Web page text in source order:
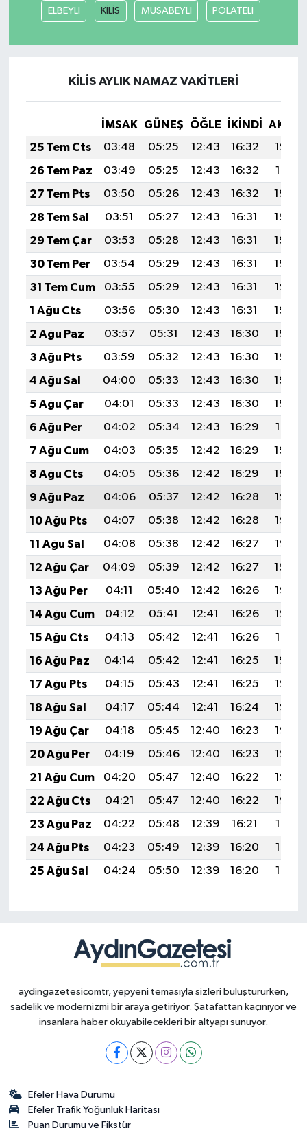
ELBEYLİ KİLİS MUSABEYLİ POLATELİ
KİLİS AYLIK NAMAZ VAKITLERI
İMSAK GÜNEŞ ÖĞLE İKINDI
25 Tem Cts
03:48 05:25 12:43 16:32
19:52
26 Tem Paz
03:49 05:25 12:43 16:32
19:51
27 Tem Pts
03:50 05:26 12:43 16:32
19:50
28 Tem Sal
03:51 05:27 12:43 16:31
19:49
29 Tem Çar
03:53 05:28 12:43 16:31
19:48
30 Tem Per
03:54 05:29 12:43 16:31
19:48
31 Tem Cum
03:55 05:29 12:43 16:31
19:47
1 Ağu Cts
03:56 05:30 12:43 16:31
19:46
2 Ağu Paz
03:57 05:31 12:43 16:30
19:45
3 Ağu Pts
03:59 05:32 12:43 16:30
19:44
4 Ağu Sal
04:00 05:33 12:43 16:30
19:43
5 Ağu Çar
04:01 05:33 12:43 16:30
19:42
6 Ağu Per
04:02 05:34 12:43 16:29
19:41
7 Ağu Cum
04:03 05:35 12:42 16:29
19:40
8 Ağu Cts
04:05 05:36 12:42 16:29
19:39
9 Ağu Paz
04:06 05:37 12:42 16:28
19:38
10 Ağu Pts
04:07 05:38 12:42 16:28
19:37
11 Ağu Sal
04:08 05:38 12:42 16:27
19:35
12 Ağu Çar
04:09 05:39 12:42 16:27
19:34
13 Ağu Per
04:11 05:40 12:42 16:26
19:33
14 Ağu Cum
04:12 05:41 12:41 16:26
19:32
15 Ağu Cts
04:13 05:42 12:41 16:26
19:31
16 Ağu Paz
04:14 05:42 12:41 16:25
19:30
17 Ağu Pts
04:15 05:43 12:41 16:25
19:28
18 Ağu Sal
04:17 05:44 12:41 16:24
19:27
19 Ağu Çar
04:18 05:45 12:40 16:23
19:26
20 Ağu Per
04:19 05:46 12:40 16:23
19:25
21 Ağu Cum
04:20 05:47 12:40 16:22
19:23
22 Ağu Cts
04:21 05:47 12:40 16:22
19:22
23 Ağu Paz
04:22 05:48 12:39 16:21
19:21
24 Ağu Pts
04:23 05:49 12:39 16:20
19:19
25 Ağu Sal
04:24 05:50 12:39 16:20 19:18
aydingazetesicomtr, yepyeni temasıyla sizleri buluştururken,
sadelik ve modernizmi bir araya getiriyor. Şatafattan kaçınıyor ve
insanlara haber okuyabilecekleri bir altyapı sunuyor.
Efeler Hava Durumu
Efeler Trafik Yoğunluk Haritası
Puan Durumu ve Fikstür